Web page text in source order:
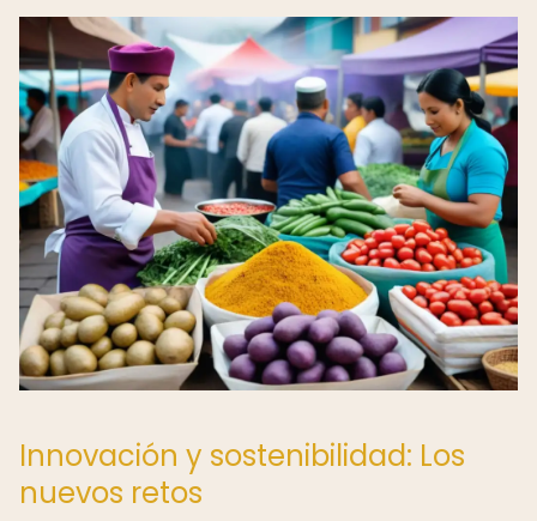
Innovación y sostenibilidad: Los
nuevos retos